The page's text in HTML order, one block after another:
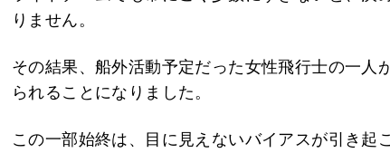
りません。
その結果、船外活動予定だった女性飛行士の一人
られることになりました。
この一部始終は、目に見えないバイアスが引き起